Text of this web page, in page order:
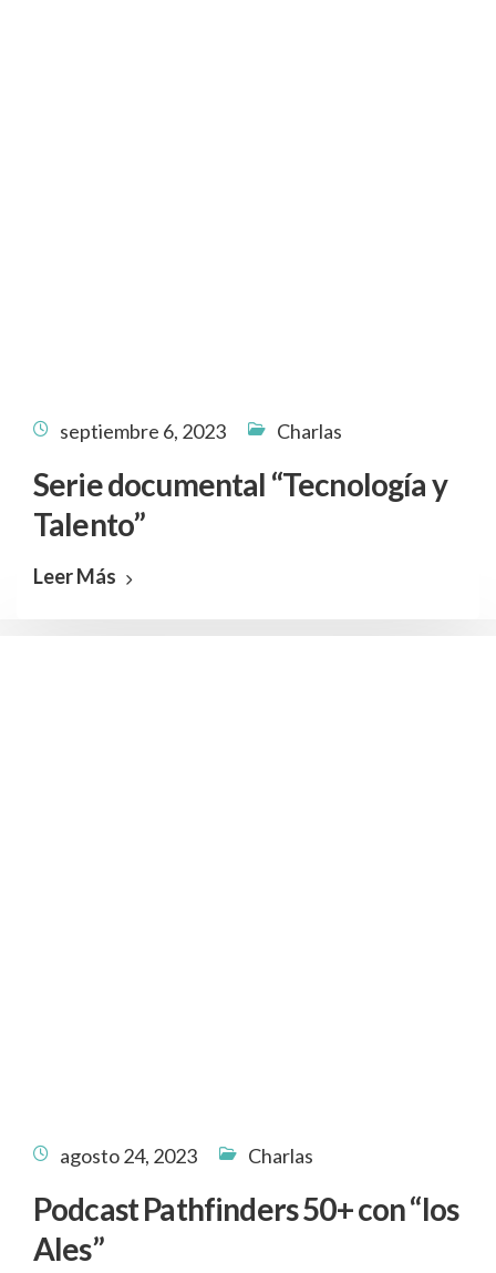
septiembre 6, 2023 Charlas
Serie documental “Tecnología y
Talento”
Leer Más
agosto 24, 2023 Charlas
Podcast Pathfinders 50+ con “los
Ales”